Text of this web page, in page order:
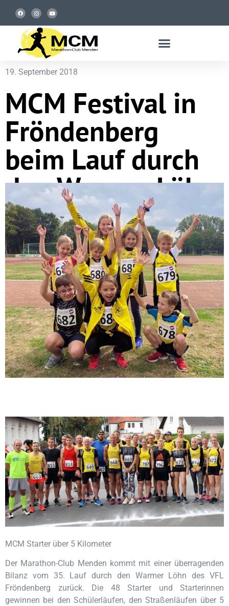
19. September 2018
MCM Festival in
Fröndenberg
beim Lauf durch
den Warmer Löhn
MCM Starter über 5 Kilometer
Der Marathon-Club Menden kommt mit einer überragenden
Bilanz vom 35. Lauf durch den Warmer Löhn des VFL
Fröndenberg zurück. Die 48 Starter und Starterinnen
gewinnen bei den Schülerläufen, den Straßenläufen über 5